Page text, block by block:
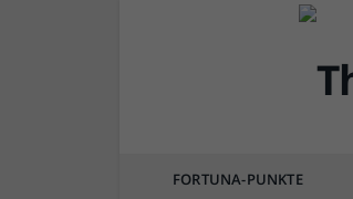
FORTUNA-PUNKTE
DÜSSEL-HISTÖRCHEN
40 Jahre